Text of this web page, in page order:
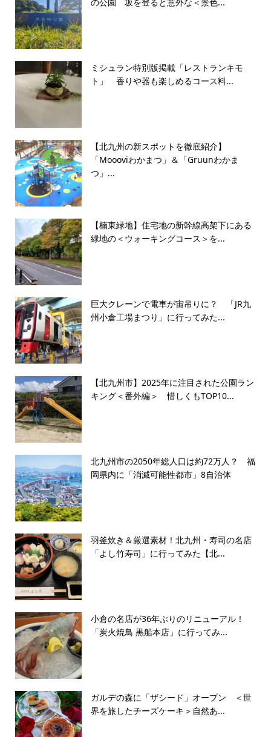
ミシュラン特別版掲載「レストランキモ
ト」 香りや器も楽しめるコース料...
【北九州の新スポットを徹底紹介】
「Moooviわかまつ」＆「Gruunわかま
つ」...
【楠東緑地】住宅地の新幹線高架下にある
緑地の＜ウォーキングコース＞を...
巨大クレーンで電車が宙吊りに？ 「JR九
州小倉工場まつり」に行ってみた...
【北九州市】2025年に注目された公園ラン
キング＜番外編＞ 惜しくもTOP10...
北九州市の2050年総人口は約72万人？ 福
岡県内に「消滅可能性都市」8自治体
羽釜炊き＆厳選素材！北九州・寿司の名店
「よし竹寿司」に行ってみた【北...
小倉の名店が36年ぶりのリニューアル！
「炭火焼鳥 黒船本店」に行ってみ...
ガルデの森に「ザシード」オープン ＜世
界を旅したチーズケーキ＞自然あ...